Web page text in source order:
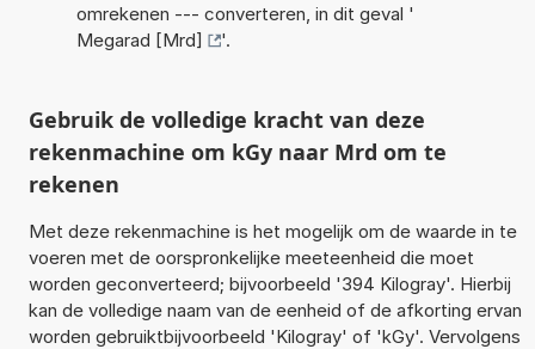
omrekenen --- converteren, in dit geval '
Megarad [Mrd]
'.
Gebruik de volledige kracht van deze
rekenmachine om kGy naar Mrd om te
rekenen
Met deze rekenmachine is het mogelijk om de waarde in te
voeren met de oorspronkelijke meeteenheid die moet
worden geconverteerd; bijvoorbeeld '394 Kilogray'. Hierbij
kan de volledige naam van de eenheid of de afkorting ervan
worden gebruiktbijvoorbeeld 'Kilogray' of 'kGy'. Vervolgens